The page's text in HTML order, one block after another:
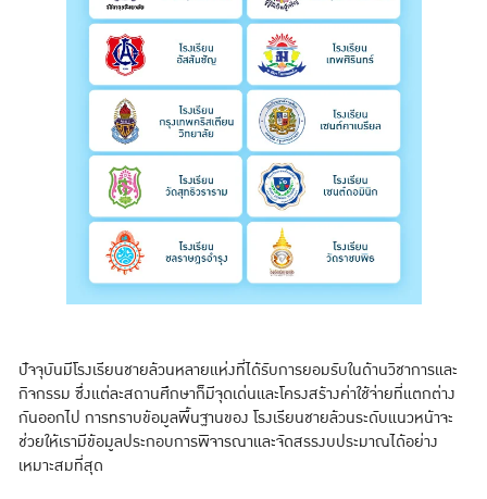
ปัจจุบันมีโรงเรียนชายล้วนหลายแห่งที่ได้รับการยอมรับในด้านวิชาการและ
กิจกรรม ซึ่งแต่ละสถานศึกษาก็มีจุดเด่นและโครงสร้างค่าใช้จ่ายที่แตกต่าง
กันออกไป การทราบข้อมูลพื้นฐานของ โรงเรียนชายล้วนระดับแนวหน้าจะ
ช่วยให้เรามีข้อมูลประกอบการพิจารณาและจัดสรรงบประมาณได้อย่าง
เหมาะสมที่สุด